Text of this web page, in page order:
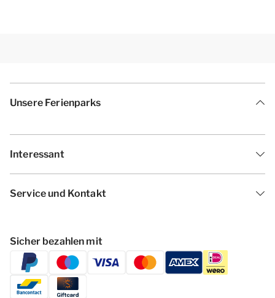
Unsere Ferienparks
Interessant
Service und Kontakt
Sicher bezahlen mit